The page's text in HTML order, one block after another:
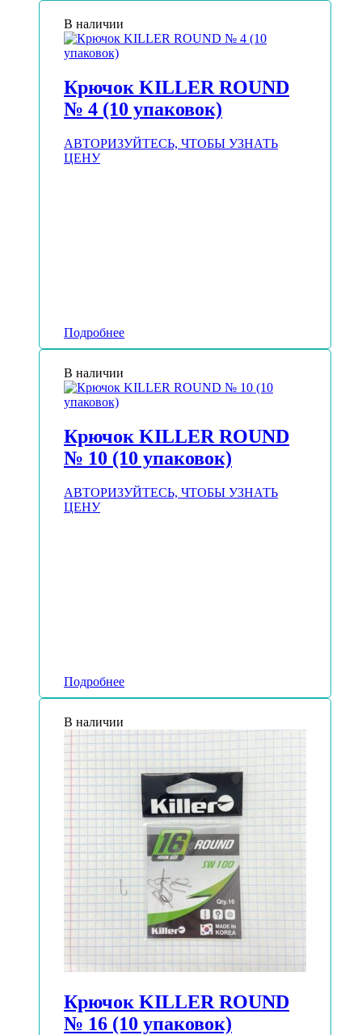
В наличии
Крючок KILLER ROUND
№ 4 (10 упаковок)
АВТОРИЗУЙТЕСЬ, ЧТОБЫ УЗНАТЬ
ЦЕНУ
Подробнее
В наличии
Крючок KILLER ROUND
№ 10 (10 упаковок)
АВТОРИЗУЙТЕСЬ, ЧТОБЫ УЗНАТЬ
ЦЕНУ
Подробнее
В наличии
Крючок KILLER ROUND
№ 16 (10 упаковок)